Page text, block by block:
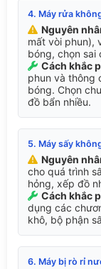
4. Máy rửa
Nguyên
mất vòi phun),
bóng, chọn sai
Cách khắc
phun và thông
bóng. Chọn
đồ bẩn nhiều.
5. Máy sấy
Nguyên
cho quá trình
hỏng, xếp đồ
Cách khắc
dụng các
khô, bộ phận
6. Máy bị rò rỉ